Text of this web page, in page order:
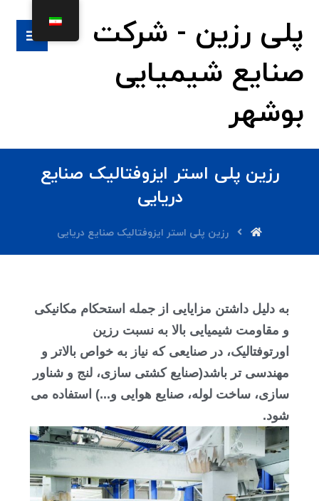
پلی رزین - شرکت
صنایع شیمیایی
بوشهر
رزین پلی استر ایزوفتالیک صنایع
دریایی
رزین پلی استر ایزوفتالیک صنایع دریایی
به دلیل داشتن مزایایی از جمله استحکام مکانیکی
و مقاومت شیمیایی بالا به نسبت رزین
اورتوفتالیک، در صنایعی که نیاز به خواص بالاتر و
مهندسی تر باشد(صنایع کشتی سازی، لنج و شناور
سازی، ساخت لوله، صنایع هوایی و...) استفاده می
شود.